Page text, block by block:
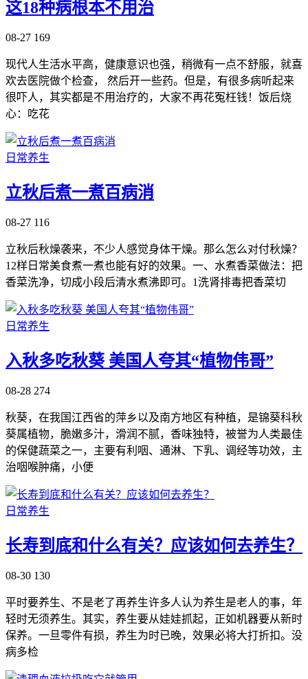
这18种病根本不用治
08-27 169
现代人生活水平高，健康意识也强，稍微有一点不舒服，就喜
欢去医院做个检查， 然后开一些药。但是，有很多病听起来
很吓人，其实都是不用治疗的，大家不再花冤枉钱！饭后烧
心：吃花
日常养生
立秋后煮一煮百病消
08-27 116
立秋后秋燥袭来，不少人感觉身体干燥。那么怎么对付秋燥？
12样日常美食煮一煮也能有好的效果。一、水煮香菜做法：把
香菜洗净，切成小段后清水煮沸即可。1洗肾排毒把香菜切
日常养生
入秋多吃秋葵 美国人夸其“植物伟哥”
08-28 274
秋葵，在我国江西省的萍乡以及南方地区有种植，是锦葵科秋
葵属植物，脆嫩多汁，滑润不腻，香味独特，被誉为人类最佳
的保健蔬菜之一，主要有利咽、通淋、下乳、调经等功效，主
治咽喉肿痛，小便
日常养生
长寿到底和什么有关？应该如何去养生？
08-30 130
平时要养生、不是老了再养生许多人认为养生是老人的事，年
轻时无须养生。其实，养生要从娃娃抓起，正如机器要从新时
保养。一旦零件有损，养生为时已晚，效果必将大打折扣。没
病多检